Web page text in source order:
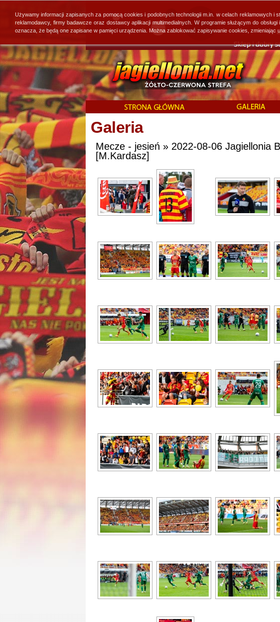
Galeria
Mecze - jesień » 2022-08-06 Jagiellonia
[M.Kardasz]
Używamy informacji zapisanych za pomocą cookies i podobnych technologii m.in. w celach reklamowych
reklamodawcy, firmy badawcze oraz dostawcy aplikacji multimedialnych. W programie służącym do
oznacza, że będą one zapisane w pamięci urządzenia. Można zablokować zapisywanie cookies, zmieniając